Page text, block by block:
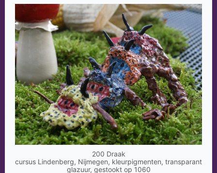
200 Draak
cursus Lindenberg, Nijmegen, kleurpigmenten, transparant
glazuur, gestookt op 1060